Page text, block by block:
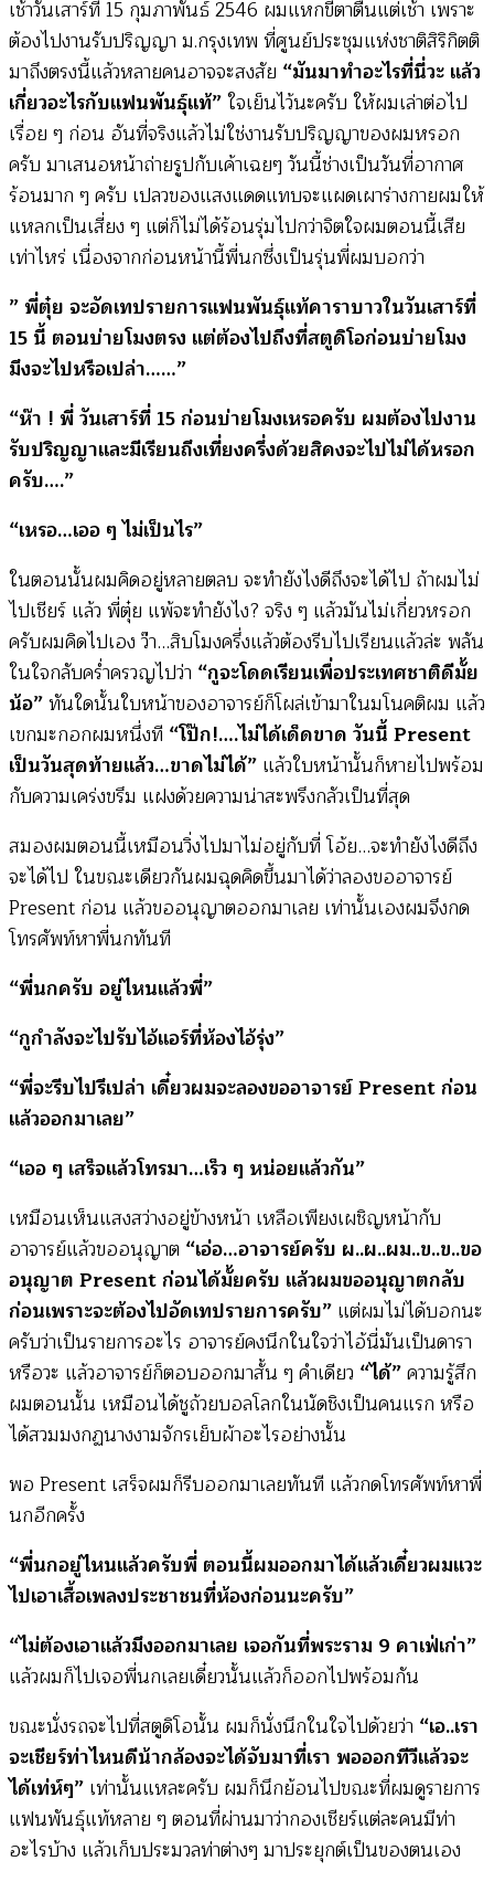
เช้าวันเสาร์ที่ 15 กุมภาพันธ์ 2546 ผมแหกขี้ตาตื่นแต่เช้า เพราะ
ต้องไปงานรับปริญญา ม.กรุงเทพ ที่ศูนย์ประชุมแห่งชาติสิริกิตติ
มาถึงตรงนี้แล้วหลายคนอาจจะสงสัย “มันมาทำอะไรที่นี่วะ แล้ว
เกี่ยวอะไรกับแฟนพันธุ์แท้”ใจเย็นไว้นะครับ ให้ผมเล่าต่อไป
เรื่อย ๆ ก่อน อันที่จริงแล้วไม่ใช่งานรับปริญญาของผมหรอก
ครับ มาเสนอหน้าถ่ายรูปกับเค้าเฉยๆ วันนี้ช่างเป็นวันที่อากาศ
ร้อนมาก ๆ ครับ เปลวของแสงแดดแทบจะแผดเผาร่างกายผมให้
แหลกเป็นเสี่ยง ๆ แต่ก็ไม่ได้ร้อนรุ่มไปกว่าจิตใจผมตอนนี้เสีย
เท่าไหร่ เนื่องจากก่อนหน้านี้พี่นกซึ่งเป็นรุ่นพี่ผมบอกว่า
” พี่ตุ๋ย จะอัดเทปรายการแฟนพันธุ์แท้คาราบาวในวันเสาร์ที่
15 นี้ ตอนบ่ายโมงตรง แต่ต้องไปถึงที่สตูดิโอก่อนบ่ายโมง
มึงจะไปหรือเปล่า……”
“ห๊า ! พี่ วันเสาร์ที่ 15 ก่อนบ่ายโมงเหรอครับ ผมต้องไปงาน
รับปริญญาและมีเรียนถึงเที่ยงครึ่งด้วยสิคงจะไปไม่ได้หรอก
ครับ….”
“เหรอ…เออ ๆ ไม่เป็นไร”
ในตอนนั้นผมคิดอยู่หลายตลบ จะทำยังไงดีถึงจะได้ไป ถ้าผมไม่
ไปเชียร์ แล้ว พี่ตุ๋ย แพ้จะทำยังไง? จริง ๆ แล้วมันไม่เกี่ยวหรอก
ครับผมคิดไปเอง ว๊า…สิบโมงครึ่งแล้วต้องรีบไปเรียนแล้วล่ะ พลัน
ในใจกลับคร่ำครวญไปว่า “กูจะโดดเรียนเพื่อประเทศชาติดีมั้ย
น้อ”ทันใดนั้นใบหน้าของอาจารย์ก็โผล่เข้ามาในมโนคติผม แล้ว
เขกมะกอกผมหนึ่งที “โป๊ก!….ไม่ได้เด็ดขาด วันนี้ Present
เป็นวันสุดท้ายแล้ว…ขาดไม่ได้” แล้วใบหน้านั้นก็หายไปพร้อม
กับความเคร่งขรึม แฝงด้วยความน่าสะพรึงกลัวเป็นที่สุด
สมองผมตอนนี้เหมือนวิ่งไปมาไม่อยู่กับที่ โอ้ย…จะทำยังไงดีถึง
จะได้ไป ในขณะเดียวกันผมฉุดคิดขึ้นมาได้ว่าลองขออาจารย์
Present ก่อน แล้วขออนุญาตออกมาเลย เท่านั้นเองผมจึงกด
โทรศัพท์หาพี่นกทันที
“พี่นกครับ อยู่ไหนแล้วพี่”
“กูกำลังจะไปรับไอ้แอร์ที่ห้องไอ้รุ่ง”
“พี่จะรีบไปรึเปล่า เดี๋ยวผมจะลองขออาจารย์ Present ก่อน
แล้วออกมาเลย”
“เออ ๆ เสร็จแล้วโทรมา…เร็ว ๆ หน่อยแล้วกัน”
เหมือนเห็นแสงสว่างอยู่ข้างหน้า เหลือเพียงเผชิญหน้ากับ
อาจารย์แล้วขออนุญาต “เอ่อ…อาจารย์ครับ ผ..ผ..ผม..ข..ข..ขอ
อนุญาต Present ก่อนได้มั้ยครับ แล้วผมขออนุญาตกลับ
ก่อนเพราะจะต้องไปอัดเทปรายการครับ” แต่ผมไม่ได้บอกนะ
ครับว่าเป็นรายการอะไร อาจารย์คงนึกในใจว่าไอ้นี่มันเป็นดารา
หรือวะ แล้วอาจารย์ก็ตอบออกมาสั้น ๆ คำเดียว “ได้”ความรู้สึก
ผมตอนนั้น เหมือนได้ชูถ้วยบอลโลกในนัดชิงเป็นคนแรก หรือ
ได้สวมมงกฏนางงามจักรเย็บผ้าอะไรอย่างนั้น
พอ Present เสร็จผมก็รีบออกมาเลยทันที แล้วกดโทรศัพท์หาพี่
นกอีกครั้ง
“พี่นกอยู่ไหนแล้วครับพี่ ตอนนี้ผมออกมาได้แล้วเดี๋ยวผมแวะ
ไปเอาเสื้อเพลงประชาชนที่ห้องก่อนนะครับ”
“ไม่ต้องเอาแล้วมึงออกมาเลย เจอกันที่พระราม 9 คาเฟ่เก่า”
แล้วผมก็ไปเจอพี่นกเลยเดี๋ยวนั้นแล้วก็ออกไปพร้อมกัน
ขณะนั่งรถจะไปที่สตูดิโอนั้น ผมก็นั่งนึกในใจไปด้วยว่า “เอ..เรา
จะเชียร์ท่าไหนดีน้ากล้องจะได้จับมาที่เรา พอออกทีวีแล้วจะ
ได้เท่ห์ๆ” เท่านั้นแหละครับ ผมก็นึกย้อนไปขณะที่ผมดูรายการ
แฟนพันธุ์แท้หลาย ๆ ตอนที่ผ่านมาว่ากองเชียร์แต่ละคนมีท่า
อะไรบ้าง แล้วเก็บประมวลท่าต่างๆ มาประยุกต์เป็นของตนเอง